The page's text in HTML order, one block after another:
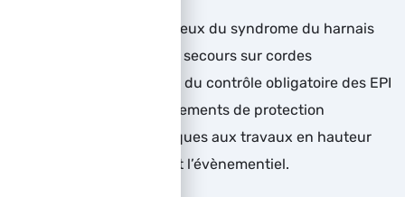
Comprendre les enjeux du syndrome du harnais
Savoir organiser un secours sur cordes
Connaître les bases du contrôle obligatoire des EPI
Découvrir les équipements de protection
individuelle spécifiques aux travaux en hauteur
dans le spectacle et l’évènementiel.